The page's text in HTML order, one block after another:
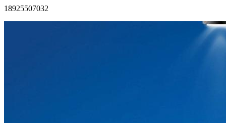
18925507032